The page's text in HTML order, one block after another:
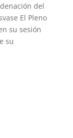
del
El Pleno
su sesión
su